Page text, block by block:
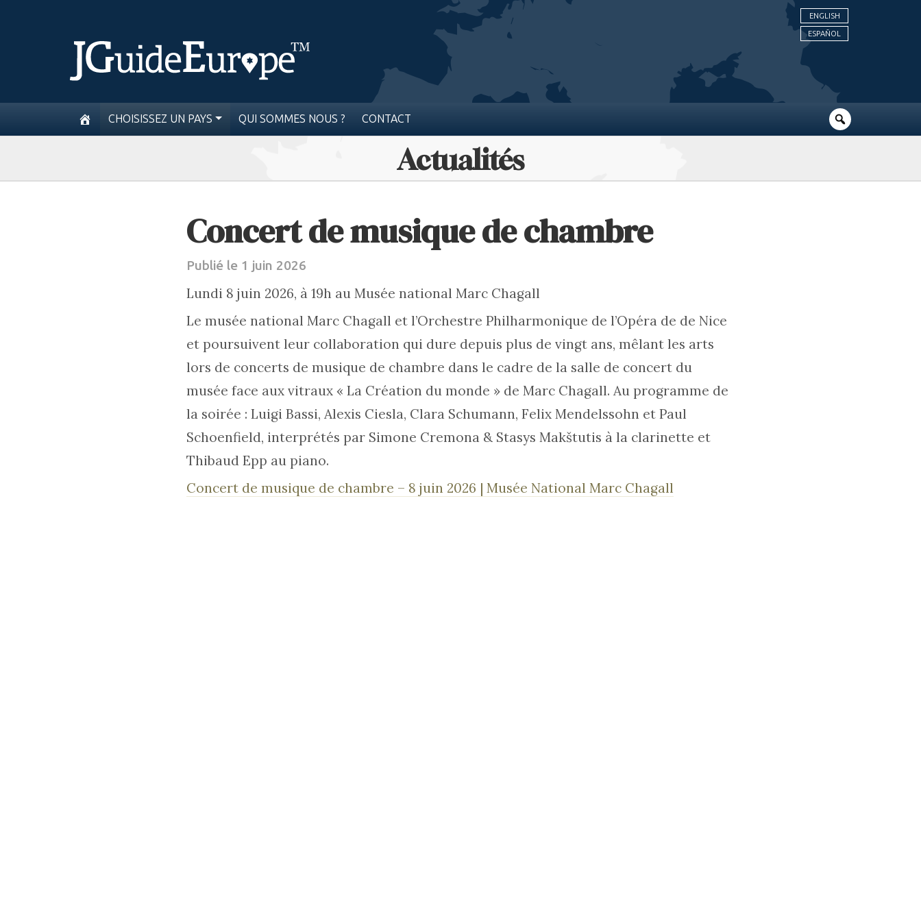
ENGLISH
ESPAÑOL
CHOISISSEZ UN PAYS QUI SOMMES NOUS ? CONTACT
Actualités
Concert de musique de chambre
Publié le 1 juin 2026
Lundi 8 juin 2026, à 19h au Musée national Marc Chagall
Le musée national Marc Chagall et l’Orchestre Philharmonique de l’Opéra de de Nice
et poursuivent leur collaboration qui dure depuis plus de vingt ans, mêlant les arts
lors de concerts de musique de chambre dans le cadre de la salle de concert du
musée face aux vitraux « La Création du monde » de Marc Chagall. Au programme de
la soirée : Luigi Bassi, Alexis Ciesla, Clara Schumann, Felix Mendelssohn et Paul
Schoenfield, interprétés par Simone Cremona & Stasys Makštutis à la clarinette et
Thibaud Epp au piano.
Concert de musique de chambre – 8 juin 2026 | Musée National Marc Chagall